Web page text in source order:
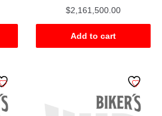
$2,161,500.00
Add to cart